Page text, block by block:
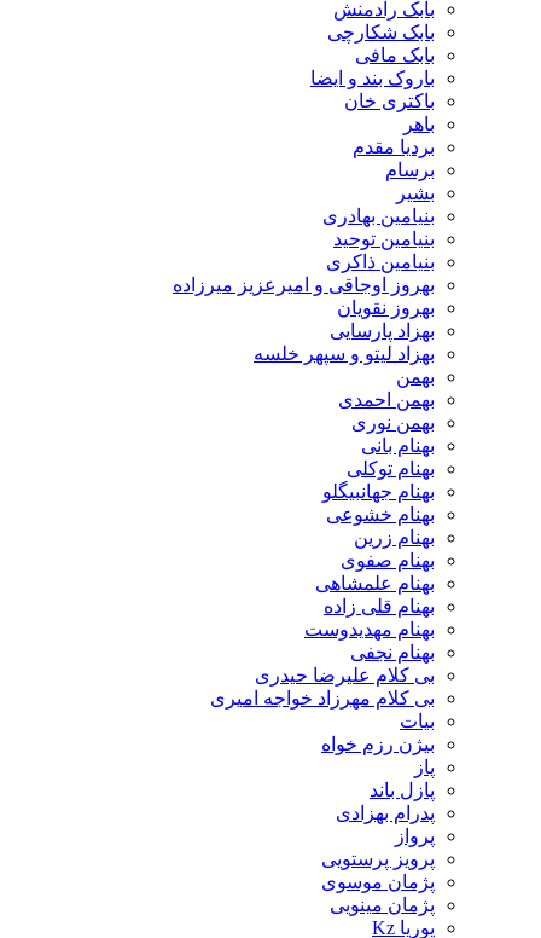
بابک رادمنش
بابک شکارچی
بابک مافی
باروک بند و ایضا
باکتری خان
بردیا مقدم
بنیامین بهادری
بنیامین توحید
بنیامین ذاکری
بهروز اوجاقی و امیرعزیز میرزاده
بهروز نقویان
بهزاد پارسایی
بهزاد لیتو و سپهر خلسه
بهمن احمدی
بهمن نوری
بهنام بانی
بهنام توکلی
بهنام جهانبیگلو
بهنام خشوعی
بهنام زرین
بهنام صفوی
بهنام علمشاهی
بهنام قلی زاده
بهنام مهدیدوست
بهنام نجفی
بی کلام علیرضا حیدری
بی کلام مهرزاد خواجه امیری
بیژن رزم خواه
پازل باند
پدرام بهزادی
پرویز پرستویی
پژمان موسوی
پژمان مینویی